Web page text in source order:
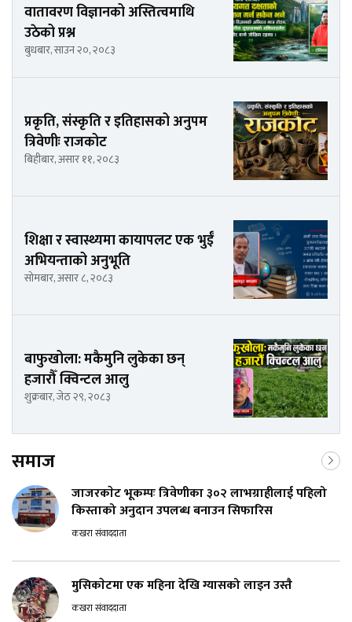
वातावरण विज्ञानको अस्तित्वमाथि
उठेको प्रश्न
बुधबार, साउन २०, २०८३
प्रकृति, संस्कृति र इतिहासको अनुपम
त्रिवेणीः राजकोट
बिहीबार, असार ११, २०८३
शिक्षा र स्वास्थ्यमा कायापलट एक भुईँ
अभियन्ताको अनुभूति
सोमबार, असार ८, २०८३
बाफुखोला: मकैमुनि लुकेका छन्
हजारौँ क्विन्टल आलु
शुक्रबार, जेठ २९, २०८३
समाज
जाजरकाेट भूकम्पः त्रिवेणीका ३०२ लाभग्राहीलाई पहिलो
किस्ताको अनुदान उपलब्ध बनाउन सिफारिस
कखरा संवाददाता
मुसिकाेटमा एक महिना देखि ग्यासको लाइन उस्तै
कखरा संवाददाता